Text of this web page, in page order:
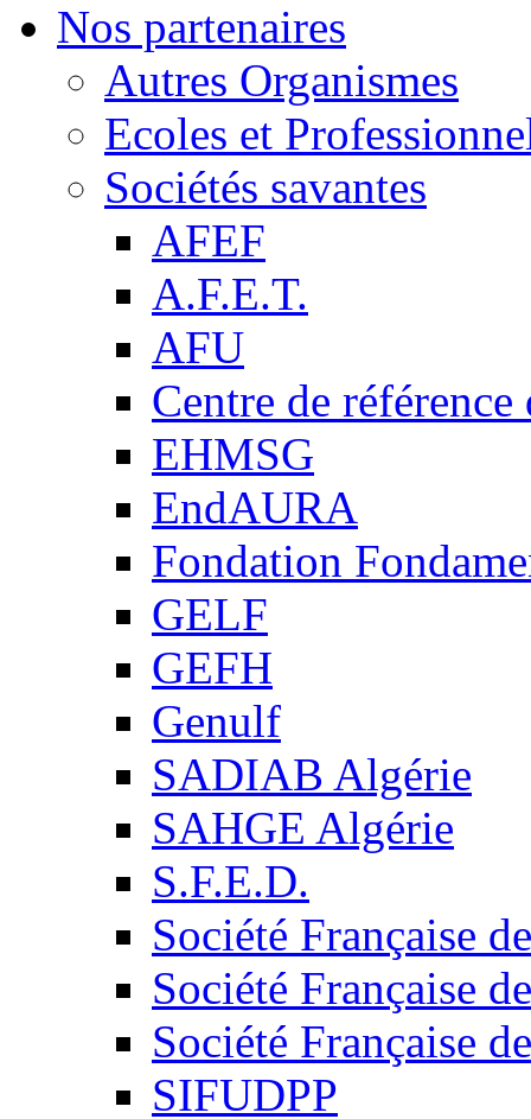
Nos partenaires
Autres Organismes
Ecoles et
Sociétés savantes
AFEF
A.F.E.T.
AFU
Centre de
EHMSG
EndAURA
Fondation
GELF
GEFH
Genulf
SADIAB Algérie
SAHGE Algérie
S.F.E.D.
Société Française
Société Française
Société Française
SIFUDPP